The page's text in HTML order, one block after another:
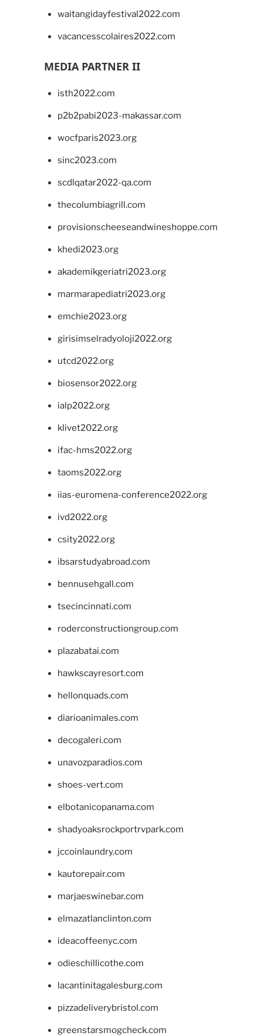
waitangidayfestival2022.com
vacancesscolaires2022.com
MEDIA PARTNER II
isth2022.com
p2b2pabi2023-makassar.com
wocfparis2023.org
sinc2023.com
scdlqatar2022-qa.com
thecolumbiagrill.com
provisionscheeseandwineshoppe.com
khedi2023.org
akademikgeriatri2023.org
marmarapediatri2023.org
emchie2023.org
girisimselradyoloji2022.org
utcd2022.org
biosensor2022.org
ialp2022.org
klivet2022.org
ifac-hms2022.org
taoms2022.org
iias-euromena-conference2022.org
ivd2022.org
csity2022.org
ibsarstudyabroad.com
bennusehgall.com
tsecincinnati.com
roderconstructiongroup.com
plazabatai.com
hawkscayresort.com
hellonquads.com
diarioanimales.com
decogaleri.com
unavozparadios.com
shoes-vert.com
elbotanicopanama.com
shadyoaksrockportrvpark.com
jccoinlaundry.com
kautorepair.com
marjaeswinebar.com
elmazatlanclinton.com
ideacoffeenyc.com
odieschillicothe.com
lacantinitagalesburg.com
pizzadeliverybristol.com
greenstarsmogcheck.com